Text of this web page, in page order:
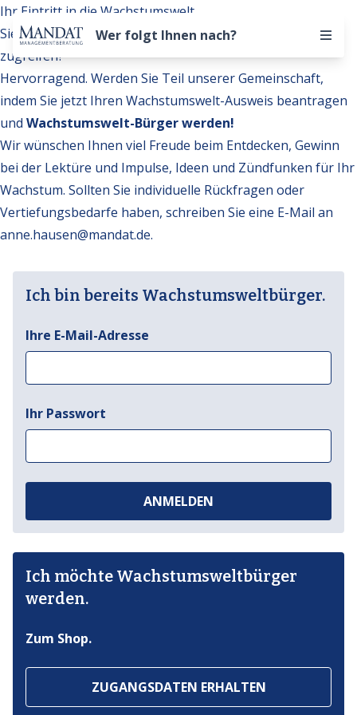
Wer folgt Ihnen nach?
Ihr Eintritt in die Wachstumswelt
Sie möchten auf weitere Inhalte der Wachstumswelt
zugreifen?
Hervorragend. Werden Sie Teil unserer Gemeinschaft,
indem Sie jetzt Ihren Wachstumswelt-Ausweis beantragen
und Wachstumswelt-Bürger werden!
Wir wünschen Ihnen viel Freude beim Entdecken, Gewinn
bei der Lektüre und Impulse, Ideen und Zündfunken für Ihr
Wachstum. Sollten Sie individuelle Rückfragen oder
Vertiefungsbedarfe haben, schreiben Sie eine E-Mail an
anne.hausen@mandat.de.
Ich bin bereits Wachstumsweltbürger.
Ihre E-Mail-Adresse
Ihr Passwort
ANMELDEN
Ich möchte Wachstumsweltbürger
werden.
Zum Shop.
ZUGANGSDATEN ERHALTEN